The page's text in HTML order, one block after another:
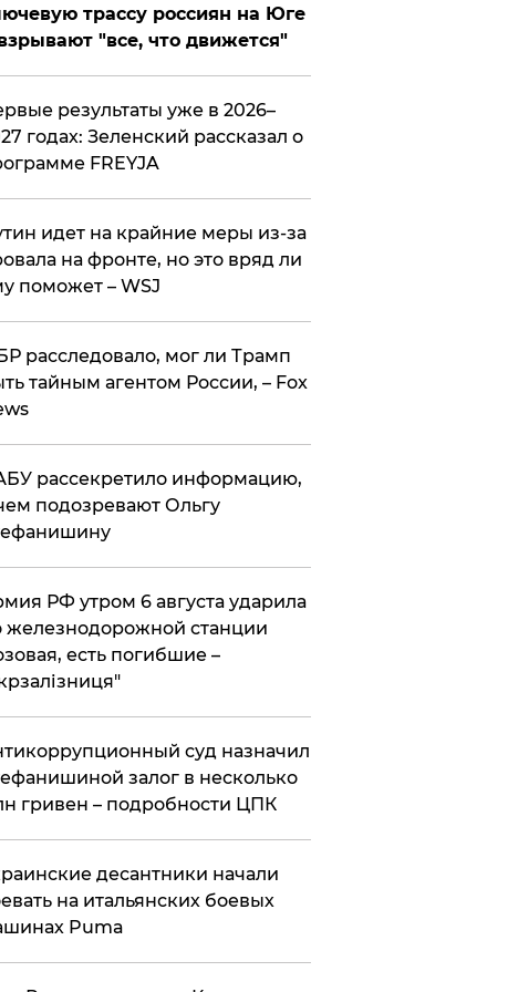
трассу россиян на Юге
"все, что движется"
результаты уже в 2026–
годах: Зеленский рассказал о
FREYJA
идет на крайние меры из-за
на фронте, но это вряд ли
поможет – WSJ
расследовало, мог ли Трамп
тайным агентом России, – Fox
рассекретило информацию,
подозревают Ольгу
РФ утром 6 августа ударила
железнодорожной станции
есть погибшие –
суд назначил
залог в несколько
гривен – подробности ЦПК
десантники начали
на итальянских боевых
Puma